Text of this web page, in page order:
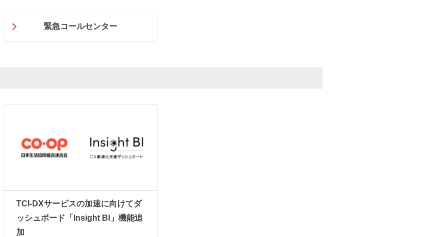
緊急コールセンター
TCI-DXサービスの加速に向けてダ
ッシュボード「Insight BI」機能追
加